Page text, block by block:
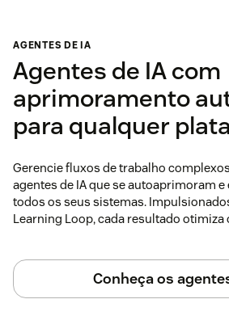
AGENTES DE IA
Agentes de IA com
aprimoramento
para qualquer
Gerencie fluxos de trabalho
agentes de IA que se autoaprimoram
todos os seus sistemas.
Learning Loop, cada resultado otimiza
Conheça os